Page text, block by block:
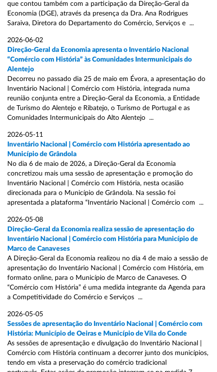
que contou também com a participação da Direção-Geral da
Economia (DGE), através da presença da Dra. Ana Rodrigues
Saraiva, Diretora do Departamento do Comércio, Serviços e ...
2026-06-02
Direção-Geral da Economia apresenta o Inventário Nacional
“Comércio com História” às Comunidades Intermunicipais do
Alentejo
Decorreu no passado dia 25 de maio em Évora, a apresentação do
Inventário Nacional | Comércio com História, integrada numa
reunião conjunta entre a Direção-Geral da Economia, a Entidade
de Turismo do Alentejo e Ribatejo, o Turismo de Portugal e as
Comunidades Intermunicipais do Alto Alentejo ...
2026-05-11
Inventário Nacional | Comércio com História apresentado ao
Município de Grândola
No dia 6 de maio de 2026, a Direção-Geral da Economia
concretizou mais uma sessão de apresentação e promoção do
Inventário Nacional | Comércio com História, nesta ocasião
direcionada para o Município de Grândola. Na sessão foi
apresentada a plataforma “Inventário Nacional | Comércio com ...
2026-05-08
Direção-Geral da Economia realiza sessão de apresentação do
Inventário Nacional | Comércio com História para Município de
Marco de Canaveses
A Direção-Geral da Economia realizou no dia 4 de maio a sessão de
apresentação do Inventário Nacional | Comércio com História, em
formato online, para o Município de Marco de Canaveses. O
“Comércio com História” é uma medida integrante da Agenda para
a Competitividade do Comércio e Serviços ...
2026-05-05
Sessões de apresentação do Inventário Nacional | Comércio com
História: Município de Oeiras e Município de Vila do Conde
As sessões de apresentação e divulgação do Inventário Nacional |
Comércio com História continuam a decorrer junto dos municípios,
tendo em vista a preservação do comércio tradicional